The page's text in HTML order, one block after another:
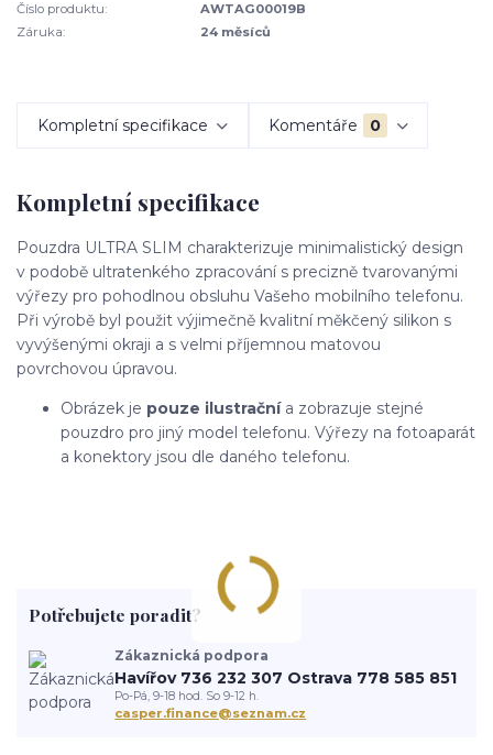
Číslo produktu:
AWTAG00019B
Záruka:
24 měsíců
Kompletní specifikace Komentáře 0
Kompletní specifikace
Pouzdra ULTRA SLIM charakterizuje minimalistický design
v podobě ultratenkého zpracování s precizně tvarovanými
výřezy pro pohodlnou obsluhu Vašeho mobilního telefonu.
Při výrobě byl použit výjimečně kvalitní měkčený silikon s
vyvýšenými okraji a s velmi příjemnou matovou
povrchovou úpravou.
Obrázek je pouze ilustrační a zobrazuje stejné
pouzdro pro jiný model telefonu. Výřezy na fotoaparát
a konektory jsou dle daného telefonu.
Potřebujete poradit?
Zákaznická podpora
Havířov 736 232 307 Ostrava 778 585 851
Po-Pá, 9-18 hod. So 9-12 h.
casper.finance@seznam.cz